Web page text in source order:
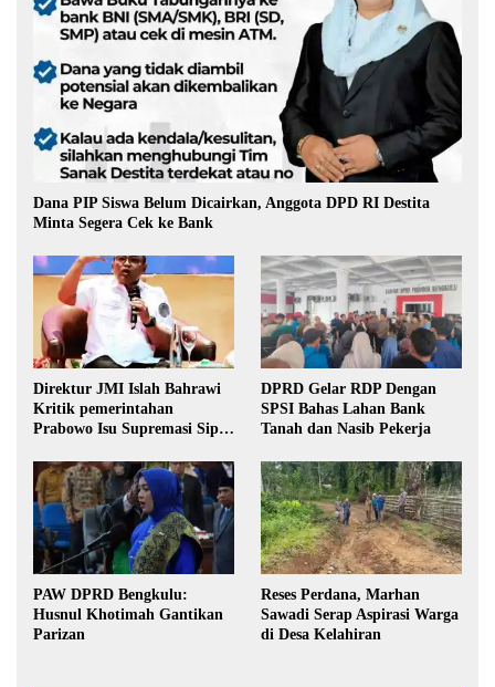
Dana PIP Siswa Belum Dicairkan, Anggota DPD RI Destita
Minta Segera Cek ke Bank
Direktur JMI Islah Bahrawi
Kritik pemerintahan
Prabowo Isu Supremasi Sipil,
Pilkada oleh DPRD
DPRD Gelar RDP Dengan
SPSI Bahas Lahan Bank
Tanah dan Nasib Pekerja
PAW DPRD Bengkulu:
Husnul Khotimah Gantikan
Parizan
Reses Perdana, Marhan
Sawadi Serap Aspirasi Warga
di Desa Kelahiran